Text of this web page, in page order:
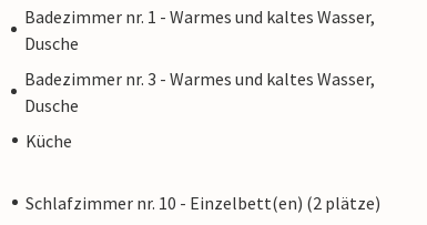
Badezimmer nr. 1 - Warmes und kaltes Wasser,
Dusche
Badezimmer nr. 3 - Warmes und kaltes Wasser,
Dusche
Küche
Schlafzimmer nr. 10 - Einzelbett(en) (2 plätze)